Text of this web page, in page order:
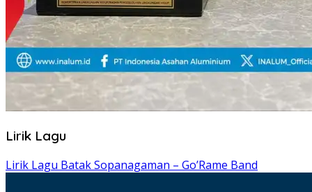
Lirik Lagu
Lirik Lagu Batak Sopanagaman – Go’Rame Band